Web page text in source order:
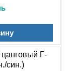
от
до -0,1 МПа (1
цанговый Г-
син.)